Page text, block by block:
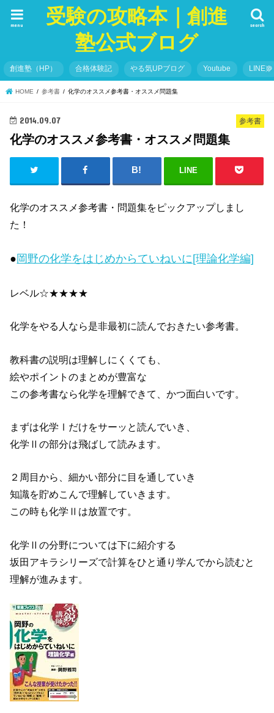
受験の攻略本｜創進
塾公式ブログ
search
menu
創進塾（HP） 合格体験記 やる気UPブログ Youtube LINE＠
HOME 参考書 化学のオススメ参考書・オススメ問題集
参考書
2014.09.07
化学のオススメ参考書・オススメ問題集
LINE
化学のオススメ参考書・問題集をピックアップしまし
た！
●岡野の化学をはじめからていねいに[理論化学編]
レベル☆★★★★
化学をやる人なら是非最初に読んでおきたい参考書。
教科書の説明は理解しにくくても、
絵やポイントのまとめが豊富な
この参考書なら化学を理解できて、かつ面白いです。
まずは化学Ⅰだけをサーッと読んでいき、
化学Ⅱの部分は飛ばして読みます。
２周目から、細かい部分に目を通していき
知識を貯めこんで理解していきます。
この時も化学Ⅱは放置です。
化学Ⅱの分野については下に紹介する
坂田アキラシリーズで計算をひと通り学んでから読むと
理解が進みます。